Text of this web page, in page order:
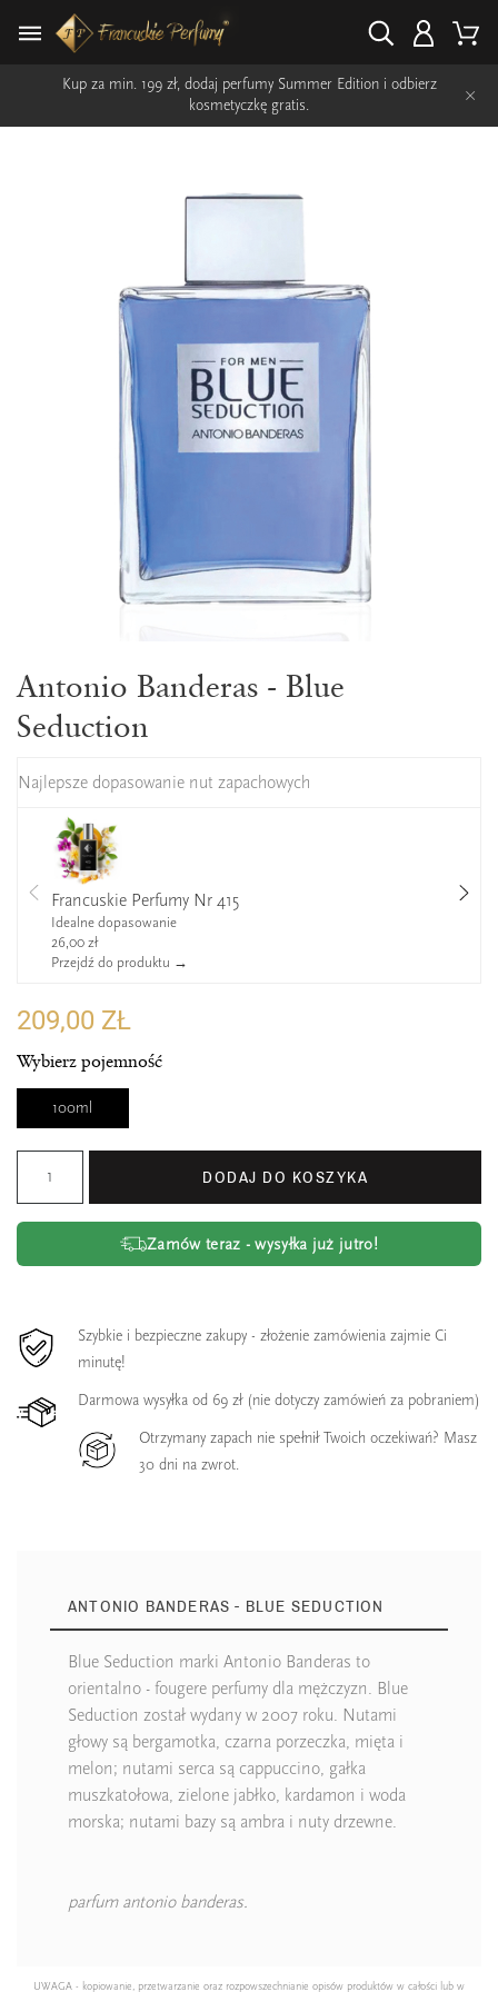
Kup za min. 199 zł, dodaj perfumy Summer Edition i odbierz
kosmetyczkę gratis.
×
Antonio Banderas - Blue
Seduction
Najlepsze dopasowanie nut zapachowych
Francuskie Perfumy Nr 415
Idealne dopasowanie
26,00 zł
Przejdź do produktu →
209,00 ZŁ
Wybierz pojemność
100ml
DODAJ DO KOSZYKA
Zamów teraz - wysyłka już jutro!
Szybkie i bezpieczne zakupy - złożenie zamówienia zajmie Ci
minutę!
Darmowa wysyłka od 69 zł (nie dotyczy zamówień za pobraniem)
Otrzymany zapach nie spełnił Twoich oczekiwań? Masz
30 dni na zwrot.
ANTONIO BANDERAS - BLUE SEDUCTION
Blue Seduction marki Antonio Banderas to
orientalno - fougere perfumy dla mężczyzn. Blue
Seduction został wydany w 2007 roku. Nutami
głowy są bergamotka, czarna porzeczka, mięta i
melon; nutami serca są cappuccino, gałka
muszkatołowa, zielone jabłko, kardamon i woda
morska; nutami bazy są ambra i nuty drzewne.
parfum antonio banderas.
UWAGA - kopiowanie, przetwarzanie oraz rozpowszechnianie opisów produktów w całości lub w